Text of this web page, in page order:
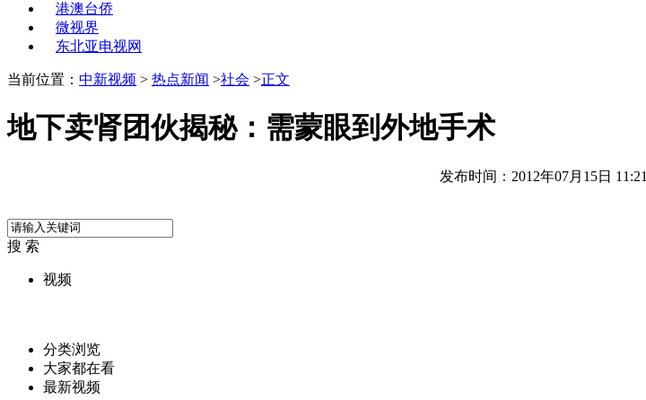
港澳台侨
微视界
东北亚电视网
当前位置： 中新视频 > 热点新闻 >社会 >正文
地下卖肾团伙揭秘：需蒙眼到外地手术
发布时间：2012年07月15日 11:21
搜 索
视频
分类浏览
大家都在看
最新视频